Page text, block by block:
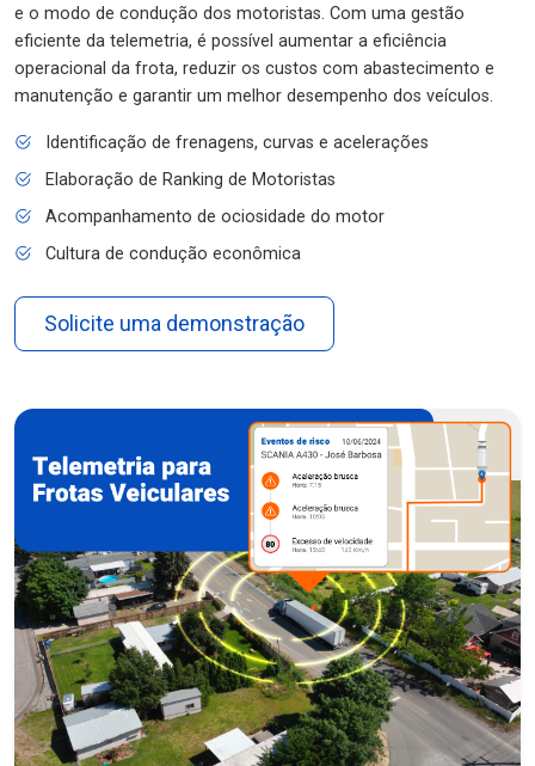
e o modo de condução dos motoristas. Com uma gestão
eficiente da telemetria, é possível aumentar a eficiência
operacional da frota, reduzir os custos com abastecimento e
manutenção e garantir um melhor desempenho dos veículos.
Identificação de frenagens, curvas e acelerações
Elaboração de Ranking de Motoristas
Acompanhamento de ociosidade do motor
Cultura de condução econômica
Solicite uma demonstração